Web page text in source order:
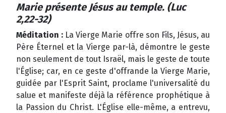
Marie présente Jésus au temple. (Luc
2,22-32)
Méditation : La Vierge Marie offre son Fils, Jésus, au
Père Éternel et la Vierge par-là, démontre le geste
non seulement de tout Israël, mais le geste de toute
l'Église; car, en ce geste d'offrande la Vierge Marie,
guidée par l'Esprit Saint, proclame l'universalité du
salue et manifeste déjà la référence prophétique à
la Passion du Christ. L'Église elle-même, a entrevu,